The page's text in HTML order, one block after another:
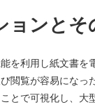
ョンとそ
を利用し紙文書を
閲覧が容易になっ
とで可視化し、大